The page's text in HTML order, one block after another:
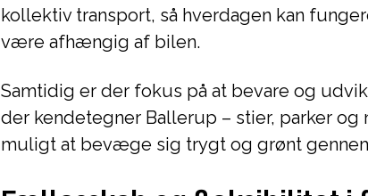
kollektiv transport, så hverdagen kan
være afhængig af bilen.
Samtidig er der fokus på at bevare og
der kendetegner Ballerup – stier, parker og
muligt at bevæge sig trygt og grønt